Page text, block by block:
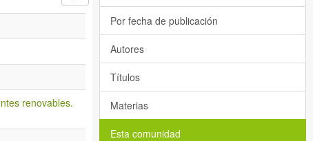
renovables.
Por fecha de publicación
Autores
Títulos
Materias
Esta comunidad